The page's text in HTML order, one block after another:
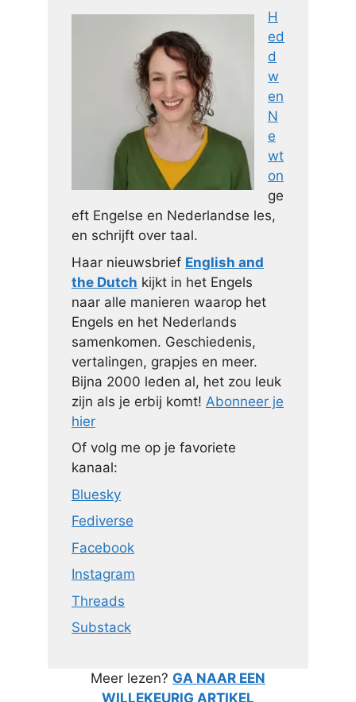
H
ed
d
w
en
N
e
wt
on
ge
eft Engelse en Nederlandse les,
en schrijft over taal.
Haar nieuwsbrief English and
the Dutch kijkt in het Engels
naar alle manieren waarop het
Engels en het Nederlands
samenkomen. Geschiedenis,
vertalingen, grapjes en meer.
Bijna 2000 leden al, het zou leuk
zijn als je erbij komt! Abonneer je
hier
Of volg me op je favoriete
kanaal:
Bluesky
Fediverse
Facebook
Instagram
Threads
Substack
Meer lezen? GA NAAR EEN
WILLEKEURIG ARTIKEL